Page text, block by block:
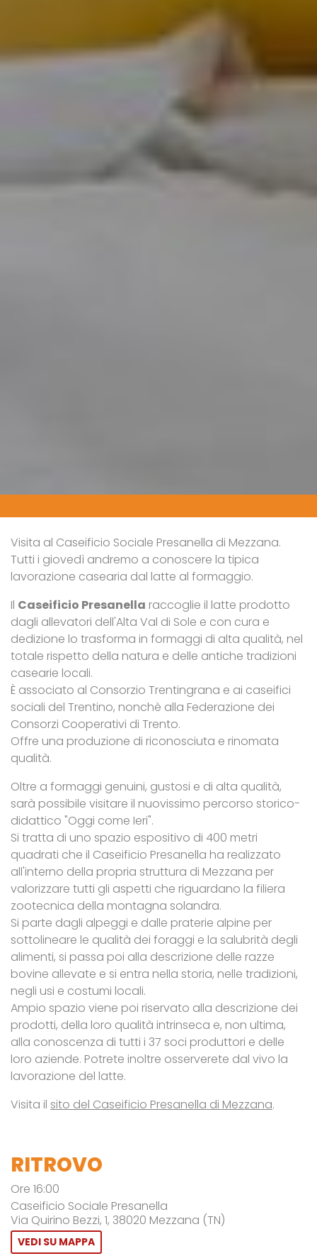
Visita al Caseificio Sociale Presanella di Mezzana.
Tutti i giovedì andremo a conoscere la tipica
lavorazione casearia dal latte al formaggio.
Il Caseificio Presanella raccoglie il latte prodotto
dagli allevatori dell'Alta Val di Sole e con cura e
dedizione lo trasforma in formaggi di alta qualità, nel
totale rispetto della natura e delle antiche tradizioni
casearie locali.
È associato al Consorzio Trentingrana e ai caseifici
sociali del Trentino, nonchè alla Federazione dei
Consorzi Cooperativi di Trento.
Offre una produzione di riconosciuta e rinomata
qualità.
Oltre a formaggi genuini, gustosi e di alta qualità,
sarà possibile visitare il nuovissimo percorso storico-
didattico "Oggi come Ieri".
Si tratta di uno spazio espositivo di 400 metri
quadrati che il Caseificio Presanella ha realizzato
all'interno della propria struttura di Mezzana per
valorizzare tutti gli aspetti che riguardano la filiera
zootecnica della montagna solandra.
Si parte dagli alpeggi e dalle praterie alpine per
sottolineare le qualità dei foraggi e la salubrità degli
alimenti, si passa poi alla descrizione delle razze
bovine allevate e si entra nella storia, nelle tradizioni,
negli usi e costumi locali.
Ampio spazio viene poi riservato alla descrizione dei
prodotti, della loro qualità intrinseca e, non ultima,
alla conoscenza di tutti i 37 soci produttori e delle
loro aziende. Potrete inoltre osserverete dal vivo la
lavorazione del latte.
Visita il sito del Caseificio Presanella di Mezzana.
RITROVO
Ore 16:00
Caseificio Sociale Presanella
Via Quirino Bezzi, 1, 38020 Mezzana (TN)
VEDI SU MAPPA